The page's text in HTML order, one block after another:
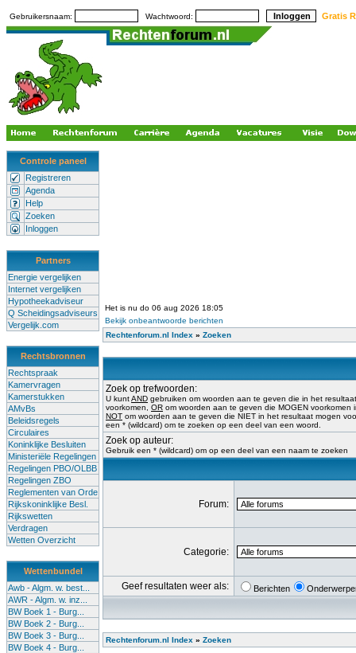
Gebruikersnaam: Wachtwoord: Gratis
Controle paneel
Registreren
Agenda
Help
Zoeken
Inloggen
Partners
Energie vergelijken
Internet vergelijken
Hypotheekadviseur
Q Scheidingsadviseurs
Vergelijk.com
Rechtsbronnen
Rechtspraak
Kamervragen
Kamerstukken
AMvBs
Beleidsregels
Circulaires
Koninklijke Besluiten
Ministeriële Regelingen
Regelingen PBO/OLBB
Regelingen ZBO
Reglementen van Orde
Rijkskoninklijke Besl.
Rijkswetten
Verdragen
Wetten Overzicht
Wettenbundel
Awb - Algm. w. best...
AWR - Algm. w. inz...
BW Boek 1 - Burg...
BW Boek 2 - Burg...
BW Boek 3 - Burg...
BW Boek 4 - Burg...
Het is nu do 06 aug 2026 18:05
Bekijk onbeantwoorde berichten
Rechtenforum.nl Index » Zoeken
Zoek op trefwoorden:
U kuntAND gebruiken om woorden aan te geven die in het
voorkomen, OR om woorden aan te geven die MOGEN voorkomen
NOT om woorden aan te geven die NIET in het resultaat mogen
een * (wildcard) om te zoeken op een deel van een woord.
Zoek op auteur:
Gebruik een * (wildcard) om op een deel van een naam te zoeken
Forum:
Categorie:
Geef resultaten weer als: Berichten
Rechtenforum.nl Index » Zoeken